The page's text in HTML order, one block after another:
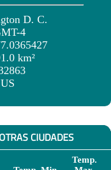
D. C.
4
km²
US
CIUDADES
Temp.